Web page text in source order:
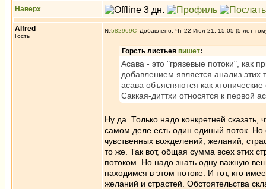
Наверх
Alfred
Гость
№582969 Добавлено: Чт 22 Июл 21, 15:05 (5 лет
Горсть листьев пишет:
Асава - это "грязевые потоки", как
добавлением является анализ
асава объясняются как
Саккая-диттхи относятся к первой
Ну да. Только надо конкретней сказать,
самом деле есть один единый поток. Но
чувственных вожделений, желаний,
то же. Так вот, общая сумма всех этих
потоком. Но надо знать одну важную
находимся в этом потоке. И тот, кто
желаний и страстей. Обстоятельства